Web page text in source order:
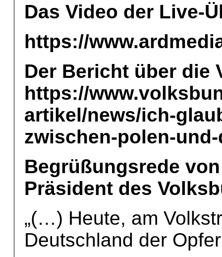
Das Video der Live-
https://
Der Bericht über die
https://
artikel/news/ich-
zwischen-polen-
Begrüßungsrede
Präsident des
„(…) Heute, am
Deutschland der